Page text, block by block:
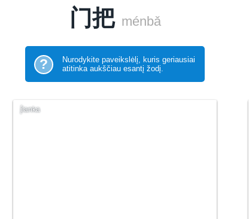
门把 ménbǎ
?
Nurodykite paveikslėlį, kuris geriausiai
atitinka aukščiau esantį žodį.
į́lanka